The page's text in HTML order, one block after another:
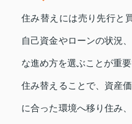
住み替えには売り先行と
自己資金やローンの状況
な進め方を選ぶことが重要
住み替えることで、資産
に合った環境へ移り住み